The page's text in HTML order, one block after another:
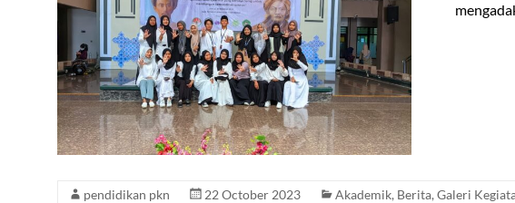
pendidikan pkn 22 October 2023 Akademik, Berita, Galeri